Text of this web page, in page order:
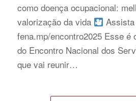
como doença ocupacional:
valorização da vida
fena.mp/encontro2025 Esse é
do Encontro Nacional dos
que vai reunir…